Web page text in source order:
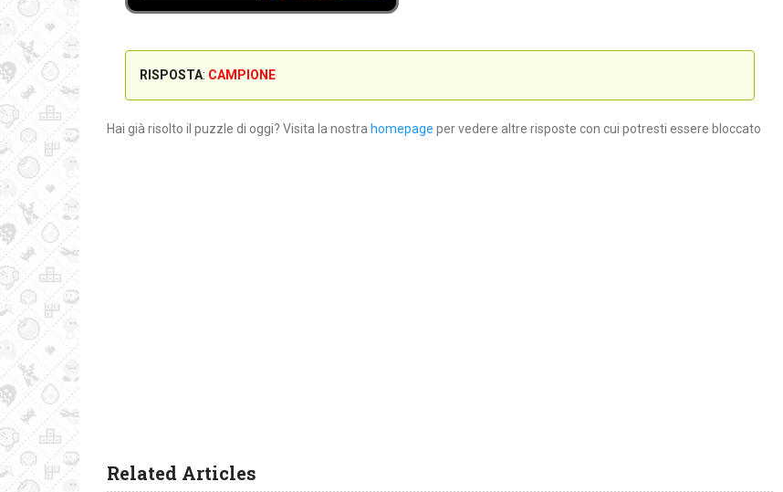
RISPOSTA: CAMPIONE
Hai già risolto il puzzle di oggi? Visita la nostra homepage per vedere altre risposte con cui potresti essere bloccato
Related Articles